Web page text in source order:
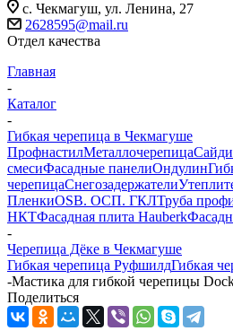
с. Чекмагуш, ул. Ленина, 27
2628595@mail.ru
Отдел качества
Главная
-
Каталог
-
Гибкая черепица в Чекмагуше
ПрофнастилМеталлочерепица
смесиФасадные панелиОндулин
черепицаСнегозадержатели
ПленкиOSB. ОСП. ГКЛТруба
НКТФасадная плита Hauberk
-
Черепица Дёке в Чекмагуше
Гибкая черепица РуфшилдГибкая
-Мастика для гибкой черепицы
Поделиться